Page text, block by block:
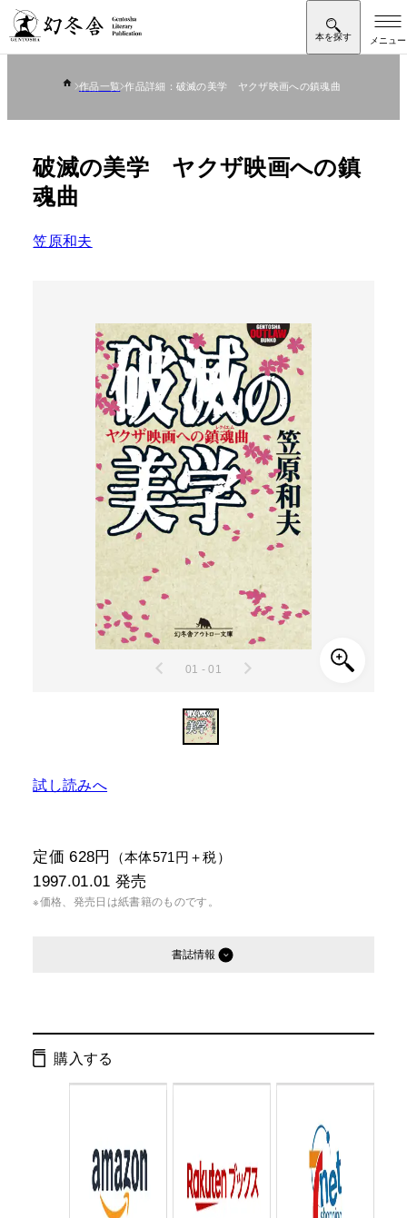
作品一覧 作品詳細：破滅の美学 ヤクザ映画への鎮魂曲
破滅の美学 ヤクザ映画への鎮
魂曲
笠原和夫
01 - 01
試し読みへ
定価 628円 （本体571円＋税）
1997.01.01 発売
※価格、発売日は紙書籍のものです。
書誌情報
ページ数：
判型： 文庫判
購入する